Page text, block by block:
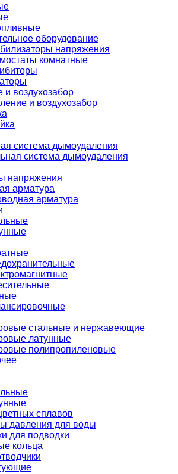
оборудование
напряжения
комнатные
воздухозабор
и воздухозабор
система дымоудаления
система дымоудаления
напряжения
арматура
арматура
стальные и нержавеющие
латунные
полипропиленовые
сплавов
давления для воды
для подводки
кольца